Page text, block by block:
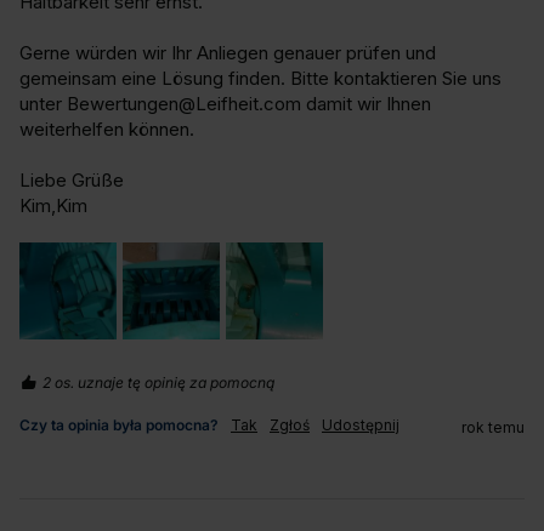
Gerne würden wir Ihr Anliegen genauer prüfen und
gemeinsam eine Lösung finden. Bitte kontaktieren Sie uns
unter Bewertungen@Leifheit.com damit wir Ihnen
weiterhelfen können.
Liebe Grüße
Kim,Kim
2 os. uznaje tę opinię za pomocną
Czy ta opinia była pomocna? Tak Zgłoś Udostępnij rok temu